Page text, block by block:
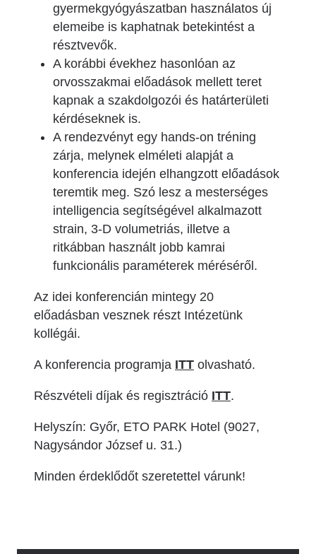
gyermekgyógyászatban használatos új
elemeibe is kaphatnak betekintést a
résztvevők.
A korábbi évekhez hasonlóan az
orvosszakmai előadások mellett teret
kapnak a szakdolgozói és határterületi
kérdéseknek is.
A rendezvényt egy hands-on tréning
zárja, melynek elméleti alapját a
konferencia idején elhangzott előadások
teremtik meg. Szó lesz a mesterséges
intelligencia segítségével alkalmazott
strain, 3-D volumetriás, illetve a
ritkábban használt jobb kamrai
funkcionális paraméterek méréséről.
Az idei konferencián mintegy 20
előadásban vesznek részt Intézetünk
kollégái.
A konferencia programja ITT olvasható.
Részvételi díjak és regisztráció ITT.
Helyszín: Győr, ETO PARK Hotel (9027,
Nagysándor József u. 31.)
Minden érdeklődőt szeretettel várunk!